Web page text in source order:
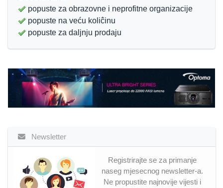
popuste za obrazovne i neprofitne organizacije
popuste na veću koliĉinu
popuste za daljnju prodaju
Newsletter
Registrirajte se za primanje
naseg mjesecnog newsletter-a.
Ne propustite najnovije vijesti i